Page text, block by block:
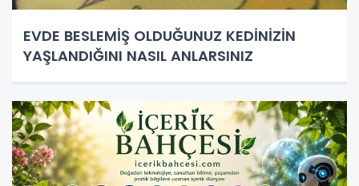
EVDE BESLEMİŞ OLDUĞUNUZ KEDİNİZİN
YAŞLANDIĞINI NASIL ANLARSINIZ